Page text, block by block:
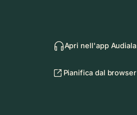
Apri nell'app Audiala
Pianifica dal browser